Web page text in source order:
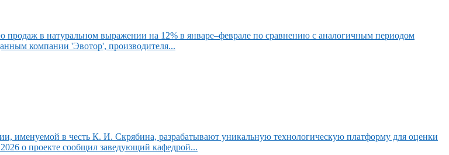
в натуральном выражении на 12% в январе–феврале по сравнению с аналогичным периодом
компании 'Эвотор', производителя...
именуемой в честь К. И. Скрябина, разрабатывают уникальную технологическую платформу для оценки
о проекте сообщил заведующий кафедрой...